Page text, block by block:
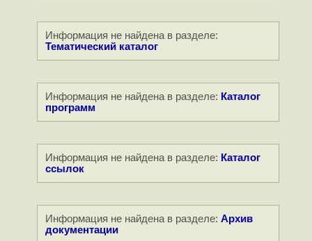
Информация не найдена в разделе:
Тематический каталог
Информация не найдена в разделе: Каталог
программ
Информация не найдена в разделе: Каталог
ссылок
Информация не найдена в разделе: Архив
документации